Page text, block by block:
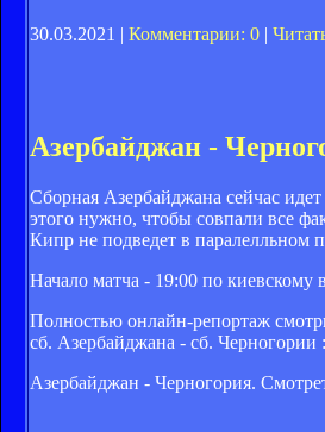
30.03.2021 | Комментарии: 0 |
Азербайджан -
Сборная Азербайджана сейчас
этого нужно, чтобы совпали все
Кипр не подведет в паралелльном
Начало матча - 19:00 по киевскому
Полностью онлайн-репортаж
сб. Азербайджана - сб.
Азербайджан - Черногория.